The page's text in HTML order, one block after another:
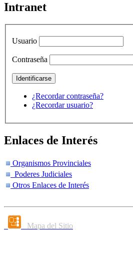
Intranet
Usuario
Contraseña
¿Recordar contraseña?
¿Recordar usuario?
Enlaces de Interés
Organismos Provinciales
Poderes Judiciales
Otros Enlaces de Interés
Mapa del Sitio